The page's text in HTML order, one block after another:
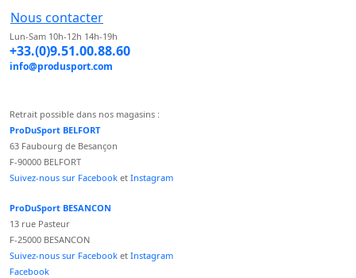
Nous contacter
Lun-Sam 10h-12h 14h-19h
+33.(0)9.51.00.88.60
info@produsport.com
Retrait possible dans nos magasins :
ProDuSport BELFORT
63 Faubourg de Besançon
F-90000 BELFORT
Suivez-nous sur Facebook et Instagram
ProDuSport BESANCON
13 rue Pasteur
F-25000 BESANCON
Suivez-nous sur Facebook et Instagram
Facebook